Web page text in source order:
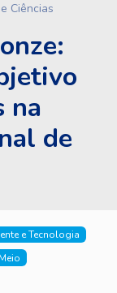
Ciências
na
de
e Tecnologia